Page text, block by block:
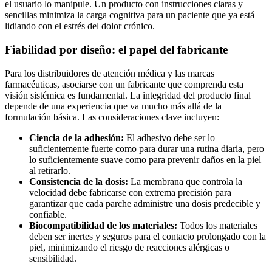
el usuario lo manipule. Un producto con instrucciones claras y
sencillas minimiza la carga cognitiva para un paciente que ya está
lidiando con el estrés del dolor crónico.
Fiabilidad por diseño: el papel del fabricante
Para los distribuidores de atención médica y las marcas
farmacéuticas, asociarse con un fabricante que comprenda esta
visión sistémica es fundamental. La integridad del producto final
depende de una experiencia que va mucho más allá de la
formulación básica. Las consideraciones clave incluyen:
Ciencia de la adhesión: El adhesivo debe ser lo
suficientemente fuerte como para durar una rutina diaria, pero
lo suficientemente suave como para prevenir daños en la piel
al retirarlo.
Consistencia de la dosis: La membrana que controla la
velocidad debe fabricarse con extrema precisión para
garantizar que cada parche administre una dosis predecible y
confiable.
Biocompatibilidad de los materiales: Todos los materiales
deben ser inertes y seguros para el contacto prolongado con la
piel, minimizando el riesgo de reacciones alérgicas o
sensibilidad.